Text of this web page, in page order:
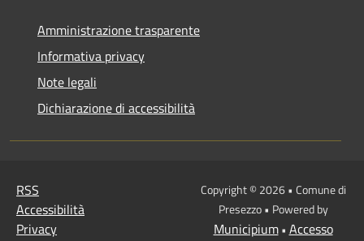
Amministrazione trasparente
Informativa privacy
Note legali
Dichiarazione di accessibilità
RSS
Accessibilità
Privacy
Copyright © 2026 • Comune di
Presezzo • Powered by
Municipium• Accesso